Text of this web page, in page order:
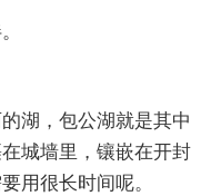
湖，包公湖就是其中
城墙里，镶嵌在开封
用很长时间呢。